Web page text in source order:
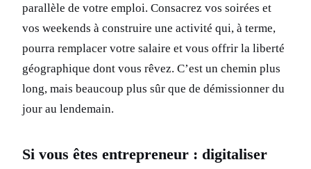
parallèle de votre emploi. Consacrez vos soirées et
vos weekends à construire une activité qui, à terme,
pourra remplacer votre salaire et vous offrir la liberté
géographique dont vous rêvez. C’est un chemin plus
long, mais beaucoup plus sûr que de démissionner du
jour au lendemain.
Si vous êtes entrepreneur : digitaliser